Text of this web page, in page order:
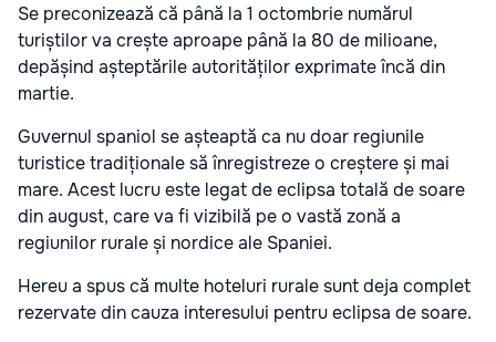
Se preconizează că până la 1 octombrie numărul
turiștilor va crește aproape până la 80 de milioane,
depășind așteptările autorităților exprimate încă din
martie.
Guvernul spaniol se așteaptă ca nu doar regiunile
turistice tradiționale să înregistreze o creștere și mai
mare. Acest lucru este legat de eclipsa totală de soare
din august, care va fi vizibilă pe o vastă zonă a
regiunilor rurale și nordice ale Spaniei.
Hereu a spus că multe hoteluri rurale sunt deja complet
rezervate din cauza interesului pentru eclipsa de soare.